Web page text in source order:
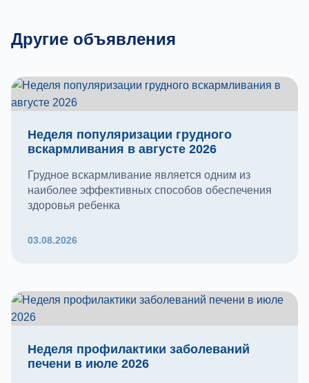
Другие объявления
Неделя популяризации грудного
вскармливания в августе 2026
Грудное вскармливание является одним из
наиболее эффективных способов обеспечения
здоровья ребенка
03.08.2026
Неделя профилактики заболеваний
печени в июле 2026